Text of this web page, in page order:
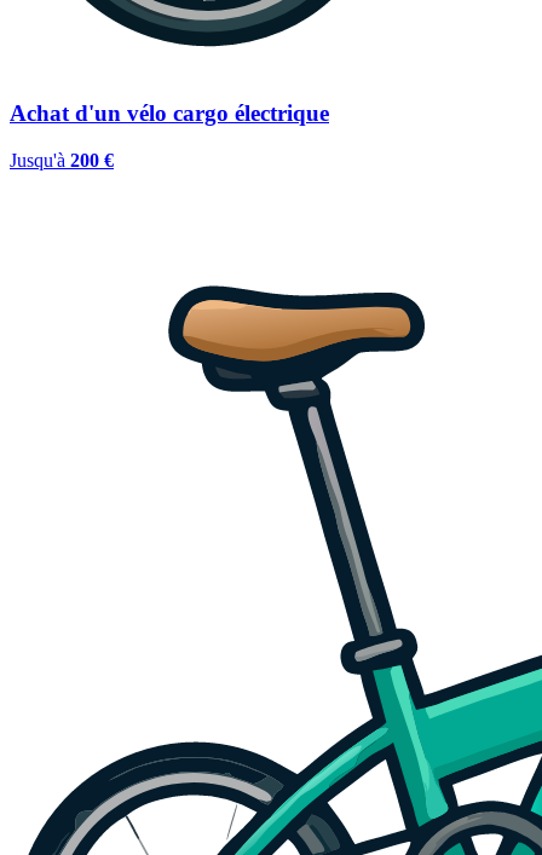
Achat d'un vélo cargo électrique
Jusqu'à 200 €